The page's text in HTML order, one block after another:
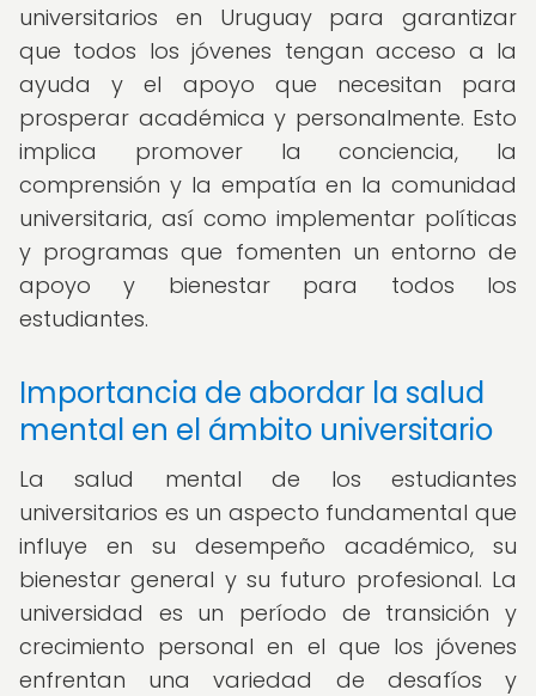
universitarios en Uruguay para garantizar
que todos los jóvenes tengan acceso a la
ayuda y el apoyo que necesitan para
prosperar académica y personalmente. Esto
implica promover la conciencia, la
comprensión y la empatía en la comunidad
universitaria, así como implementar políticas
y programas que fomenten un entorno de
apoyo y bienestar para todos los
estudiantes.
Importancia de abordar la salud
mental en el ámbito universitario
La salud mental de los estudiantes
universitarios es un aspecto fundamental que
influye en su desempeño académico, su
bienestar general y su futuro profesional. La
universidad es un período de transición y
crecimiento personal en el que los jóvenes
enfrentan una variedad de desafíos y